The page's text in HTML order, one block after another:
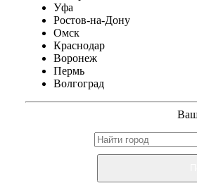
Уфа
Ростов-на-Дону
Омск
Краснодар
Воронеж
Пермь
Волгоград